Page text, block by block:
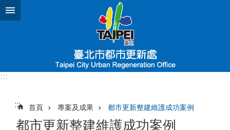
跳到主要內容區塊
:::
::: 首頁 專案及成果 都市更新整建維護成功案例
都市更新整建維護成功案例